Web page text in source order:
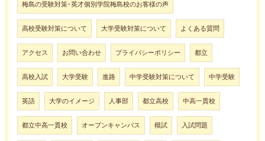
梅島の受験対策･英才個別学院梅島校のお客様の声
高校受験対策について 大学受験対策について よくある質問
アクセス お問い合わせ プライバシーポリシー 都立
高校入試 大学受験 進路 中学受験対策について 中学受験
英語 大学のイメージ 人事部 都立高校 中高一貫校
都立中高一貫校 オープンキャンパス 模試 入試問題